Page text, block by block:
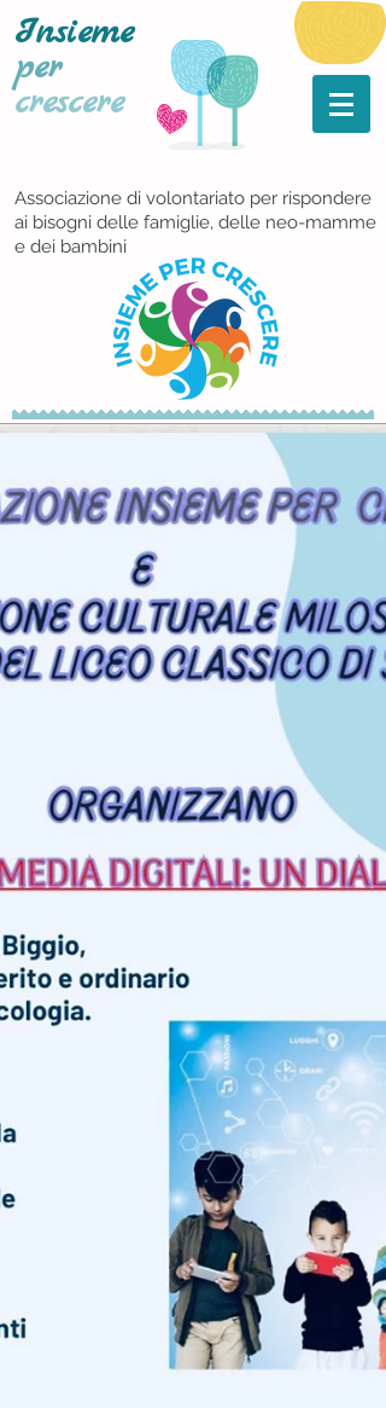
Insieme
per
crescere
Associazione di volontariato per rispondere
ai bisogni delle famiglie, delle neo-mamme
e dei bambini